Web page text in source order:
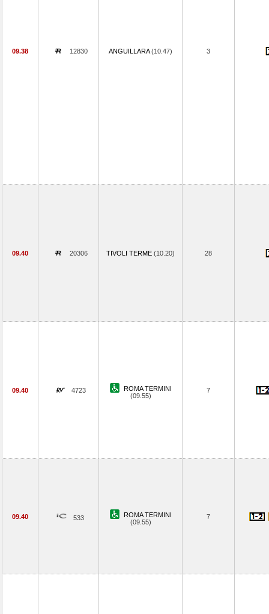
09.38 12830 ANGUILLARA(10.47) 3
09.40 20306 TIVOLI TERME (10.20) 28
09.40 4723
ROMA TERMINI
(09.55)
7
09.40 533
ROMA TERMINI
(09.55)
7